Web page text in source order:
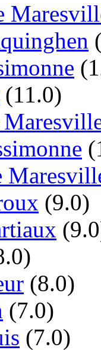
(11.0)
(9.0)
(8.0)
(7.0)
(7.0)